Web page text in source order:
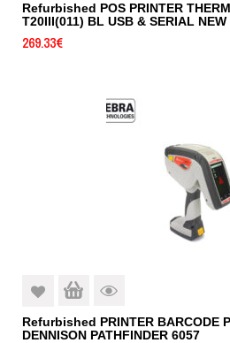
Refurbished POS PRINTER
T20III(011) BL USB & SERIAL NEW
269.33€
Refurbished PRINTER BARCODE
DENNISON PATHFINDER 6057